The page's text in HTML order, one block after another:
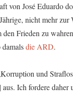
von José Eduardo
nicht mehr
Frieden zu
die ARD.
und
Ich fordere daher